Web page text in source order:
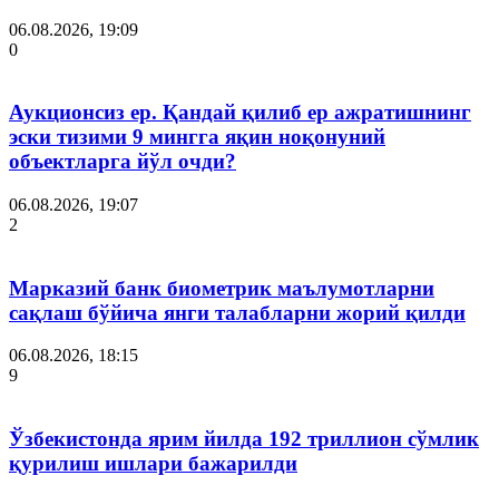
06.08.2026, 19:09
0
Аукционсиз ер. Қандай қилиб ер ажратишнинг
эски тизими 9 мингга яқин ноқонуний
объектларга йўл очди?
06.08.2026, 19:07
2
Марказий банк биометрик маълумотларни
сақлаш бўйича янги талабларни жорий қилди
06.08.2026, 18:15
9
Ўзбекистонда ярим йилда 192 триллион сўмлик
қурилиш ишлари бажарилди